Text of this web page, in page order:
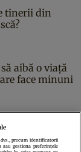
tinerii din
aibă o viață
face minuni
precum identificatorii
sau gestiona preferințele